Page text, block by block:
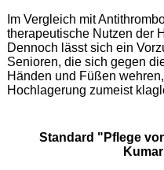
Im Vergleich mit
therapeutische Nutzen der
Dennoch lässt sich ein
Senioren, die sich gegen
Händen und Füßen
Hochlagerung zumeist
Standard "Pflege